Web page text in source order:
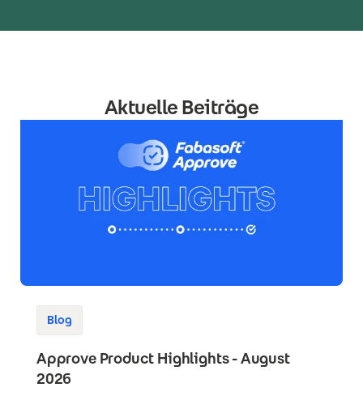
Aktuelle Beiträge
Blog
Approve Product Highlights - August
2026